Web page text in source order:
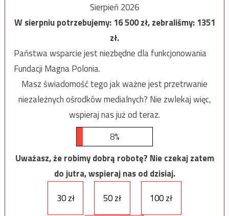
Sierpień 2026
W sierpniu potrzebujemy:16 500zł, zebraliśmy:1351
zł.
Państwa wsparcie jest niezbędne dla funkcjonowania
Fundacji Magna Polonia.
Masz świadomość tego jak ważne jest przetrwanie
niezależnych ośrodków medialnych? Nie zwlekaj więc,
wspieraj nas już od teraz.
8%
Uważasz, że robimy dobrą robotę? Nie czekaj zatem
do jutra, wspieraj nas od dzisiaj.
30 zł
50 zł 100 zł